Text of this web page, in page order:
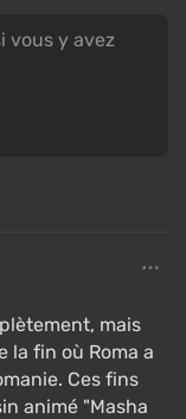
mais
la fin où Roma a
Ces fins
animé "Masha